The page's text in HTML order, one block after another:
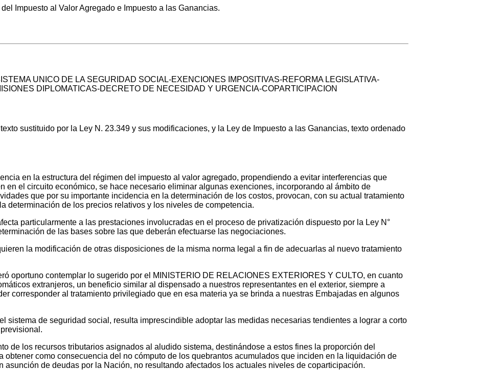
Impuesto al Valor Agregado e Impuesto a las Ganancias.
UNICO DE LA SEGURIDAD SOCIAL-EXENCIONES IMPOSITIVAS-REFORMA LEGISLATIVA-
DIPLOMATICAS-DECRETO DE NECESIDAD Y URGENCIA-COPARTICIPACION
sustituido por la Ley N. 23.349 y sus modificaciones, y la Ley de Impuesto a las Ganancias, texto ordenado
en la estructura del régimen del impuesto al valor agregado, propendiendo a evitar interferencias que
en el circuito económico, se hace necesario eliminar algunas exenciones, incorporando al ámbito de
que por su importante incidencia en la determinación de los costos, provocan, con su actual tratamiento
determinación de los precios relativos y los niveles de competencia.
particularmente a las prestaciones involucradas en el proceso de privatización dispuesto por la Ley N°
de las bases sobre las que deberán efectuarse las negociaciones.
la modificación de otras disposiciones de la misma norma legal a fin de adecuarlas al nuevo tratamiento
oportuno contemplar lo sugerido por el MINISTERIO DE RELACIONES EXTERIORES Y CULTO, en cuanto
extranjeros, un beneficio similar al dispensado a nuestros representantes en el exterior, siempre a
corresponder al tratamiento privilegiado que en esa materia ya se brinda a nuestras Embajadas en algunos
sistema de seguridad social, resulta imprescindible adoptar las medidas necesarias tendientes a lograr a corto
de los recursos tributarios asignados al aludido sistema, destinándose a estos fines la proporción del
obtener como consecuencia del no cómputo de los quebrantos acumulados que inciden en la liquidación de
asunción de deudas por la Nación, no resultando afectados los actuales niveles de coparticipación.